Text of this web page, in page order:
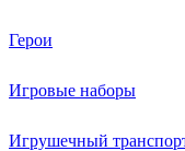
Герои
Игровые наборы
Игрушечный